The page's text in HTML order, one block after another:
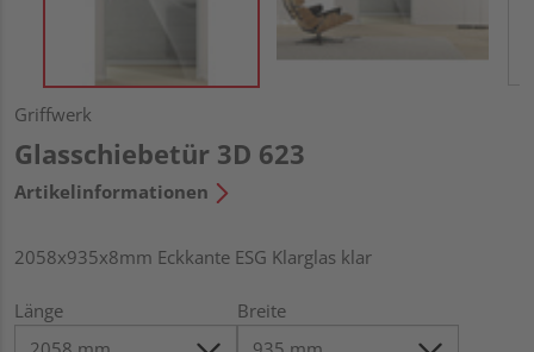
Griffwerk
Glasschiebetür 3D 623
Artikelinformationen
2058x935x8mm Eckkante ESG Klarglas klar
Länge Breite